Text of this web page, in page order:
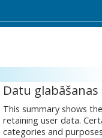
Datu
This summary shows
retaining user data.
categories and